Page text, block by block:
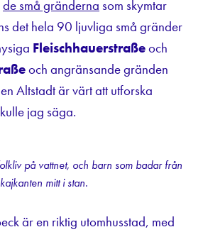
de små gränderna som skymtar
det hela 90 ljuvliga små gränder
Fleischhauerstraßeoch
och angränsande gränden
Altstadt är värt att utforska
jag säga.
på vattnet, och barn som badar från
kajkanten mitt i stan.
är en riktig utomhusstad, med